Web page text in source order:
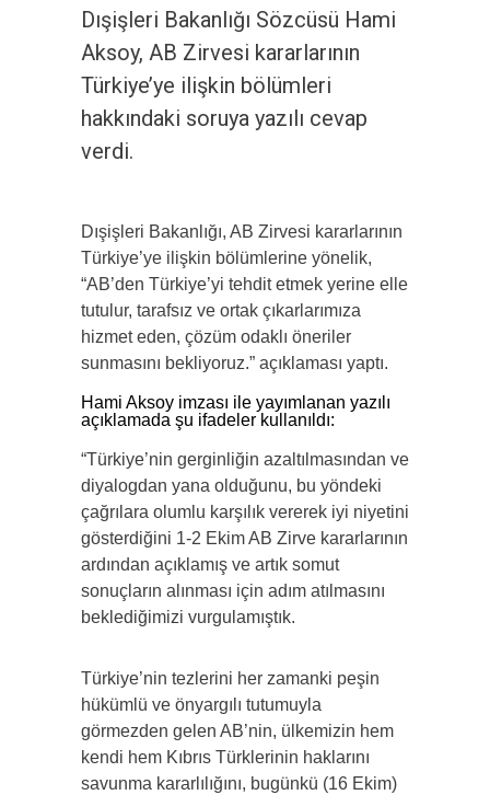
Dışişleri Bakanlığı Sözcüsü Hami
Aksoy, AB Zirvesi kararlarının
Türkiye’ye ilişkin bölümleri
hakkındaki soruya yazılı cevap
verdi.
Dışişleri Bakanlığı, AB Zirvesi kararlarının
Türkiye’ye ilişkin bölümlerine yönelik,
“AB’den Türkiye’yi tehdit etmek yerine elle
tutulur, tarafsız ve ortak çıkarlarımıza
hizmet eden, çözüm odaklı öneriler
sunmasını bekliyoruz.” açıklaması yaptı.
Hami Aksoy imzası ile yayımlanan yazılı
açıklamada şu ifadeler kullanıldı:
“Türkiye’nin gerginliğin azaltılmasından ve
diyalogdan yana olduğunu, bu yöndeki
çağrılara olumlu karşılık vererek iyi niyetini
gösterdiğini 1-2 Ekim AB Zirve kararlarının
ardından açıklamış ve artık somut
sonuçların alınması için adım atılmasını
beklediğimizi vurgulamıştık.
Türkiye’nin tezlerini her zamanki peşin
hükümlü ve önyargılı tutumuyla
görmezden gelen AB’nin, ülkemizin hem
kendi hem Kıbrıs Türklerinin haklarını
savunma kararlılığını, bugünkü (16 Ekim)